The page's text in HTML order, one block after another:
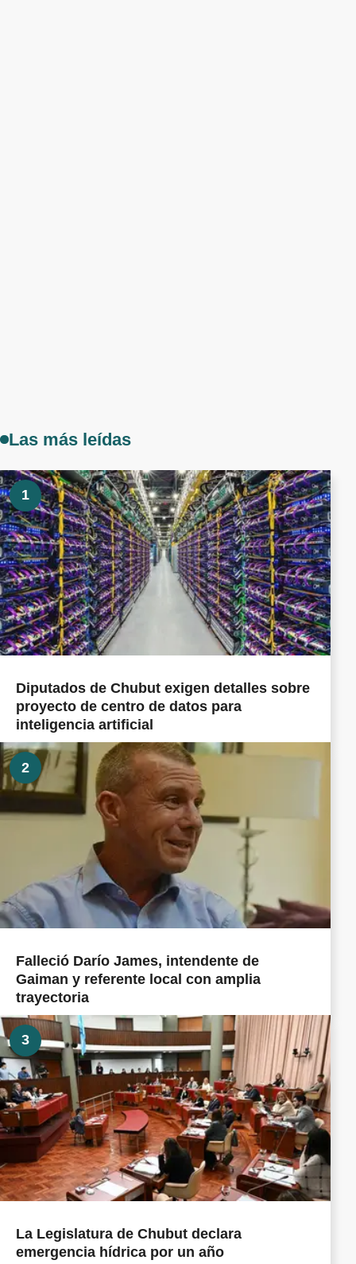
Las más leídas
1
Diputados de Chubut exigen detalles sobre
proyecto de centro de datos para
inteligencia artificial
2
Falleció Darío James, intendente de
Gaiman y referente local con amplia
trayectoria
3
La Legislatura de Chubut declara
emergencia hídrica por un año